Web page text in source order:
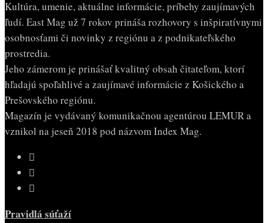
Kultúra, umenie, aktuálne informácie, príbehy zaujímavých
ľudí. East Mag už 7 rokov prináša rozhovory s inšpiratívnymi
osobnosťami či novinky z regiónu a z podnikateľského
prostredia.
Jeho zámerom je prinášať kvalitný obsah čitateľom, ktorí
hľadajú spoľahlivé a zaujímavé informácie z Košického a
Prešovského regiónu.
Magazín je vydávaný komunikačnou agentúrou LEMUR a
vznikol na jeseň 2018 pod názvom Index Mag.
Pravidlá súťaží